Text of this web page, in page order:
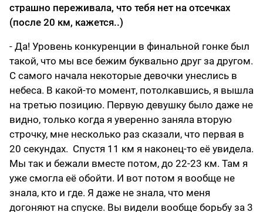
страшно переживала, что тебя нет на отсечках
(после 20 км, кажется..)
- Да! Уровень конкуренции в финальной гонке был
такой, что мы все бежим буквально друг за другом.
С самого начала некоторые девочки унеслись в
небеса. В какой-то момент, потолкавшись, я вышла
на третью позицию. Первую девушку было даже не
видно, только когда я уверенно заняла вторую
строчку, мне несколько раз сказали, что первая в
20 секундах. Спустя 11 км я наконец-то её увидела.
Мы так и бежали вместе потом, до 22-23 км. Там я
уже смогла её обойти. И вот потом я вообще не
знала, кто и где. Я даже не знала, что меня
догоняют на спуске. Вы видели вообще борьбу за 3